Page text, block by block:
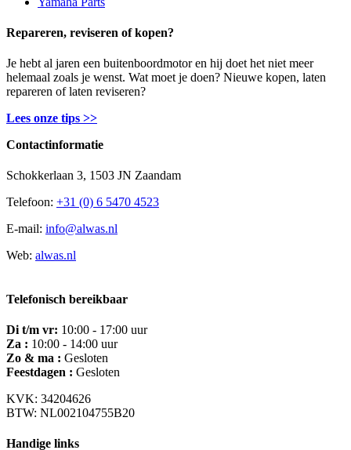
Repareren, reviseren of kopen?
Je hebt al jaren een buitenboordmotor en hij doet het niet meer
helemaal zoals je wenst. Wat moet je doen? Nieuwe kopen, laten
repareren of laten reviseren?
Lees onze tips >>
Contactinformatie
Schokkerlaan 3, 1503 JN Zaandam
Telefoon: +31 (0) 6 5470 4523
E-mail: info@alwas.nl
Web: alwas.nl
Telefonisch bereikbaar
Di t/m vr: 10:00 - 17:00 uur
Za : 10:00 - 14:00 uur
Zo & ma : Gesloten
Feestdagen : Gesloten
KVK: 34204626
BTW: NL002104755B20
Handige links